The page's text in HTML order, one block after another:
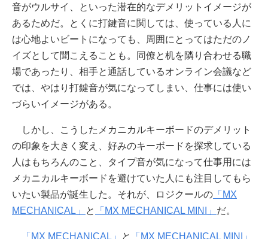
音がウルサイ、といった潜在的なデメリットイメージが
あるためだ。とくに打鍵音に関しては、使っている人に
は心地よいビートになっても、周囲にとってはただのノ
イズとして聞こえることも。同僚と机を隣り合わせる職
場であったり、相手と通話しているオンライン会議など
では、やはり打鍵音が気になってしまい、仕事には使い
づらいイメージがある。
しかし、こうしたメカニカルキーボードのデメリット
の印象を大きく変え、好みのキーボードを探求している
人はもちろんのこと、タイプ音が気になって仕事用には
メカニカルキーボードを避けていた人にも注目してもら
いたい製品が誕生した。それが、ロジクールの 「MX
MECHANICAL」
と 「MX MECHANICAL MINI」 だ。
「MX MECHANICAL」 と
「MX MECHANICAL MINI」